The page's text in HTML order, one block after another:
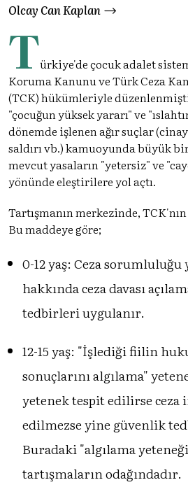
Olcay Can Kaplan
Türkiye'de çocuk adalet
Koruma Kanunu ve Türk Ceza
(TCK) hükümleriyle
"çocuğun yüksek yararı" ve
dönemde işlenen ağır suçlar
saldırı vb.) kamuoyunda büyük
mevcut yasaların "yetersiz" ve
yönünde eleştirilere yol açtı.
Tartışmanın merkezinde,
Bu maddeye göre;
0-12 yaş: Ceza
hakkında ceza davası
tedbirleri uygulanır.
12-15 yaş: "İşlediği fiilin
sonuçlarını algılama"
yetenek tespit edilirse
edilmezse yine güvenlik
Buradaki "algılama
tartışmaların odağındadır.